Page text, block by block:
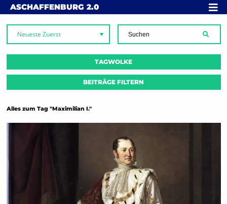
Skip to content
ASCHAFFENBURG 2.0 MENÜ
TAGWOLKE
BEITRÄGE FILTERN
Alles zum Tag "Maximilian I."